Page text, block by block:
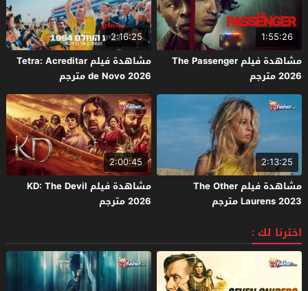
1:55:26
مشاهدة فيلم The Passenger
2026 مترجم
2:16:25
مشاهدة فيلم Tetra: Acreditar
de Novo 2026 مترجم
2:13:25
مشاهدة فيلم The Other
Laurens 2023 مترجم
2:00:45
مشاهدة فيلم KD: The Devil
2026 مترجم
اخترنا لك :